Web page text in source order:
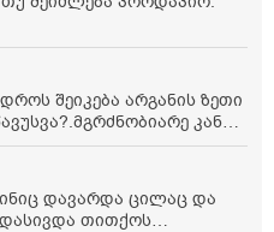
გამომშრალია.არვოცო
მაგრამ არარის
არც კონდიციონერმა
რამე რა
რამე რაბიცი.ბოტოქსი და
ამოსნდა თან მეშენია
ექავენა
ბალზამოც კი
არის ტეხილი
შეიკება არგანის ზეთი
კანზე
და ქავილია
იფრო?და
წასმა ეგრევე
დავარდა ცილაც და
თითქოს